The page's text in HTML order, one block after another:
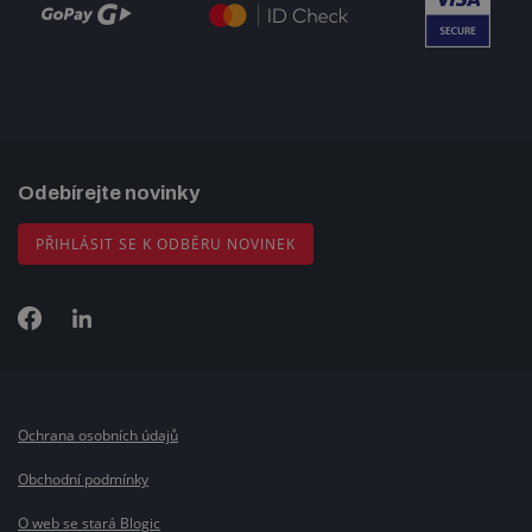
Odebírejte novinky
PŘIHLÁSIT SE K ODBĚRU NOVINEK
Ochrana osobních údajů
Obchodní podmínky
O web se stará Blogic